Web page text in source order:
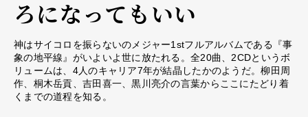
ろになってもいい
神はサイコロを振らないのメジャー1stフルアルバムである『事
象の地平線』がいよいよ世に放たれる。全20曲、2CDというボ
リュームは、4人のキャリア7年が結晶したかのようだ。柳田周
作、桐木岳貢、吉田喜一、黒川亮介の言葉からここにたどり着
くまでの道程を知る。